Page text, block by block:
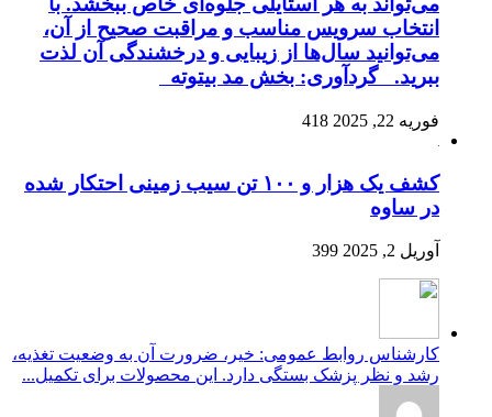
انتخاب سرویس مناسب و مراقبت صحیح از آن،
می‌توانید سال‌ها از زیبایی و درخشندگی آن لذت
ببرید. گردآوری: بخش مد بیتوته
فوریه 22, 2025 418
کشف یک هزار و ۱۰۰ تن سیب زمینی احتکار شده
در ساوه
آوریل 2, 2025 399
کارشناس روابط عمومی: خیر، ضرورت آن به وضعیت تغذیه،
رشد و نظر پزشک بستگی دارد. این محصولات برای تکمیل...